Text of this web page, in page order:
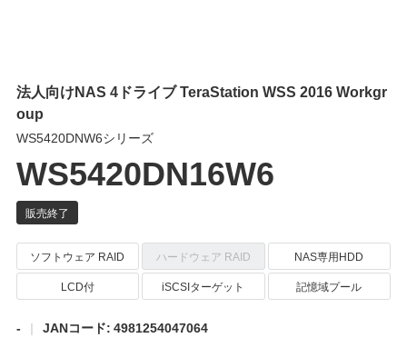
法人向けNAS 4ドライブ TeraStation WSS 2016 Workgr
oup
WS5420DNW6シリーズ
WS5420DN16W6
ソフトウェア RAID ハードウェア RAID
NAS専用HDD
LCD付
iSCSIターゲット 記憶域プール
- JANコード: 4981254047064